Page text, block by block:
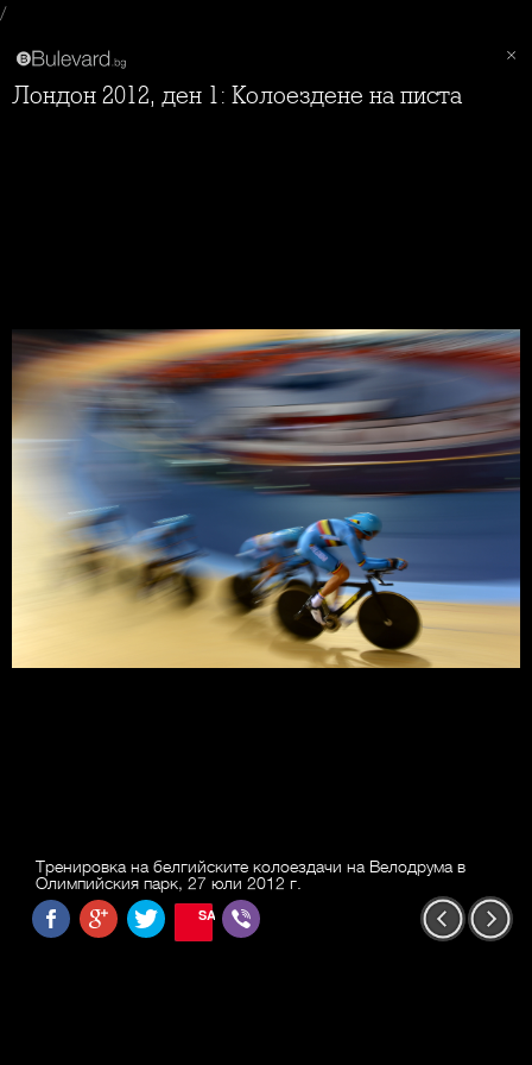
/
Лондон 2012, ден 1: Колоездене на писта
Тренировка на белгийските колоездачи на Велодрума в
Олимпийския парк, 27 юли 2012 г.
SAVE